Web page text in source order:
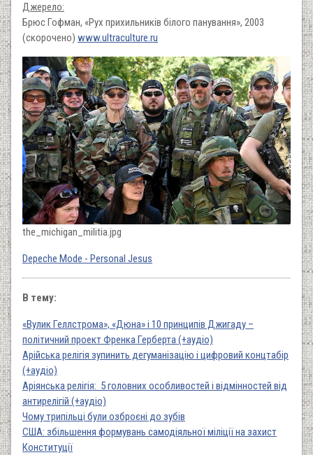
Джерело:
Брюс Гофман, «Рух прихильників білого панування», 2003
(скорочено) www.ultraculture.ru
the_michigan_militia.jpg
Depeche Mode - Personal Jesus
В тему:
«Вулик Геллстрома», «Дюна» і 10 принципів Джигаду –
політичний проект Френка Герберта (+аудіо)
Арійська релігія зупинить дегуманізацію і цифровий концтабір
(+аудіо)
Аріянська релігія: 5 головних особливостей і відмінностей від
антирелігій (+аудіо)
Чому трипільці були озброєні до зубів
CША: збільшення формувань самодіяльної міліції на захист
Конституції